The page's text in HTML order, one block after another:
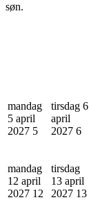
søn.
mandag
5 april
2027 5
tirsdag 6
april
2027 6
mandag
12 april
2027 12
tirsdag
13 april
2027 13